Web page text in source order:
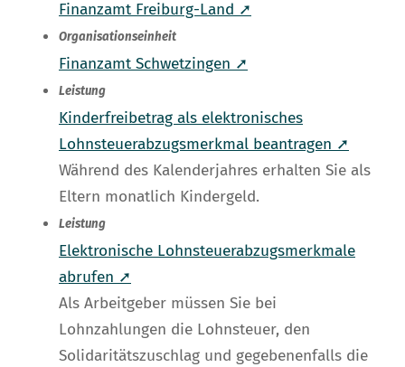
Finanzamt Freiburg-Land ➚
Organisationseinheit
Finanzamt Schwetzingen ➚
Leistung
Kinderfreibetrag als elektronisches
Lohnsteuerabzugsmerkmal beantragen ➚
Während des Kalenderjahres erhalten Sie als
Eltern monatlich Kindergeld.
Leistung
Elektronische Lohnsteuerabzugsmerkmale
abrufen ➚
Als Arbeitgeber müssen Sie bei
Lohnzahlungen die Lohnsteuer, den
Solidaritätszuschlag und gegebenenfalls die